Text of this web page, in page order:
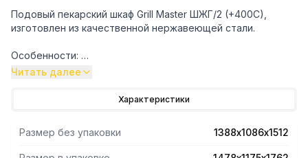
Подовый пекарский шкаф Grill Master ШЖГ/2 (+400C),
изготовлен из качественной нержавеющей стали.
Особенности:
Опциональная возможность установки каменного пода;
Производительность за 1 цикл выпечки - 48
буханок(форма Л7)/28 батонов/20 багетов;
Читать далее
Характеристики
Размер без упаковки 1388х1086х1512